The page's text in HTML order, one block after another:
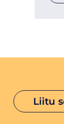
liitu